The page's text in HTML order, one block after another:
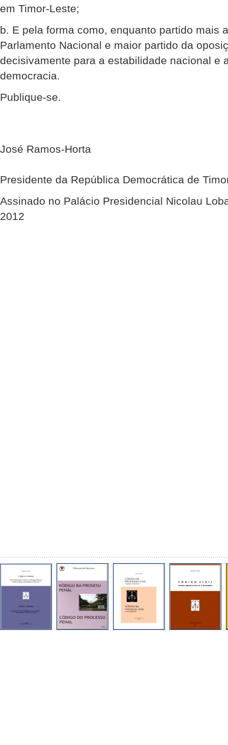
em Timor-Leste;
b. E pela forma como, enquanto partido mais
Parlamento Nacional e maior partido da
decisivamente para a estabilidade nacional e
democracia.
Publique-se.
José Ramos-Horta
Presidente da República Democrática de
Assinado no Palácio Presidencial Nicolau
2012